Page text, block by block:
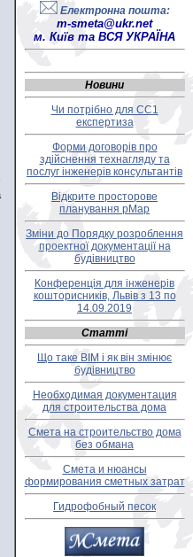
Електронна пошта:
m-smeta@ukr.net
м. Київ та ВСЯ УКРАЇНА
Новини
Чи потрібно для СС1
експертиза
Форми договорів про
здійснення технагляду та
послуг інженерів консультантів
Відкрите просторове
планування pMap
Зміни до Порядку розроблення
проектної документації на
будівництво
Конференція для інженерів
кошторисників, Львів з 13 по
14.09.2019
Статті
Що таке BIM і як він змінює
будівництво
Необходимая документация
для строительства дома
Смета на строительство дома
без обмана
Смета и нюансы
формирования сметных затрат
Гидрофобный песок